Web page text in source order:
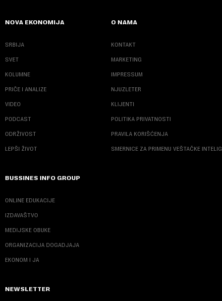
NOVA EKONOMIJA
SRBIJA
SVET
KOLUMNE
PRIČE I ANALIZE
VIDEO
PODCAST
ODRŽIVOST
LEPŠI ŽIVOT
O NAMA
KONTAKT
MARKETING
IMPRESSUM
NJUZLETER
KLIJENTI
POLITIKA PRIVATNOSTI
PRAVILA KORIŠĆENJA
SMERNICE ZA PRIMENU VEŠTAČKE
BUSSINES INFO GROUP
ONLINE EDUKACIJE
IZDAVAŠTVO
MEDIJSKE OBUKE
ORGANIZACIJA DOGADJAJA
EKONOM I JA
NEWSLETTER